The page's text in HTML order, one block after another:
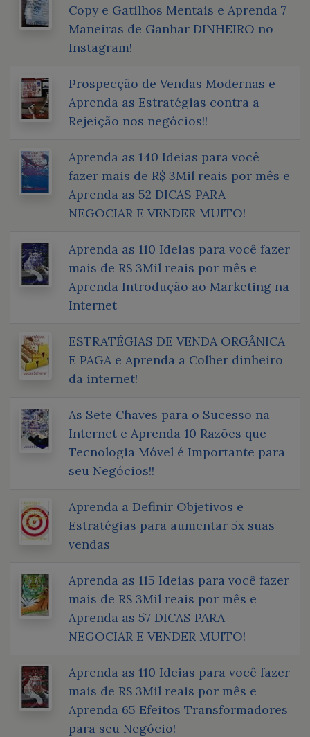
Copy e Gatilhos Mentais e Aprenda 7
Maneiras de Ganhar DINHEIRO no
Instagram!
Prospecção de Vendas Modernas e
Aprenda as Estratégias contra a
Rejeição nos negócios!!
Aprenda as 140 Ideias para você
fazer mais de R$ 3Mil reais por mês e
Aprenda as 52 DICAS PARA
NEGOCIAR E VENDER MUITO!
Aprenda as 110 Ideias para você fazer
mais de R$ 3Mil reais por mês e
Aprenda Introdução ao Marketing na
Internet
ESTRATÉGIAS DE VENDA ORGÂNICA
E PAGA e Aprenda a Colher dinheiro
da internet!
As Sete Chaves para o Sucesso na
Internet e Aprenda 10 Razões que
Tecnologia Móvel é Importante para
seu Negócios!!
Aprenda a Definir Objetivos e
Estratégias para aumentar 5x suas
vendas
Aprenda as 115 Ideias para você fazer
mais de R$ 3Mil reais por mês e
Aprenda as 57 DICAS PARA
NEGOCIAR E VENDER MUITO!
Aprenda as 110 Ideias para você fazer
mais de R$ 3Mil reais por mês e
Aprenda 65 Efeitos Transformadores
para seu Negócio!